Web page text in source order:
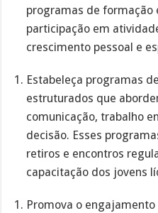
programas de formação
participação em
crescimento pessoal e
Estabeleça programas
estruturados que
comunicação, trabalho
decisão. Esses
retiros e encontros
capacitação dos jovens
Promova o